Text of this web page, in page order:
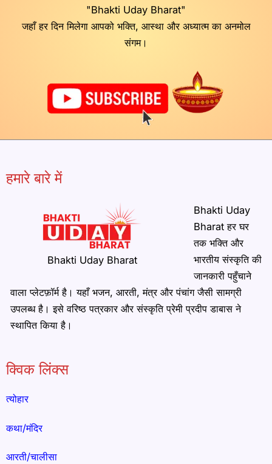
"Bhakti Uday Bharat"
जहाँ हर दिन मिलेगा आपको भक्ति, आस्था और अध्यात्म का अनमोल
संगम।
हमारे बारे में
Bhakti Uday Bharat
Bhakti Uday
Bharat हर घर
तक भक्ति और
भारतीय संस्कृति की
जानकारी पहुँचाने
वाला प्लेटफ़ॉर्म है। यहाँ भजन, आरती, मंत्र और पंचांग जैसी सामग्री
उपलब्ध है। इसे वरिष्ठ पत्रकार और संस्कृति प्रेमी प्रदीप डाबास ने
स्थापित किया है।
क्विक लिंक्स
त्योहार
कथा/मंदिर
आरती/चालीसा